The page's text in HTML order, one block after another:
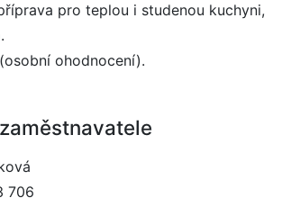
pro teplou i studenou kuchyni,
ohodnocení).
706